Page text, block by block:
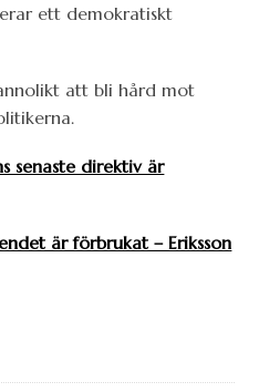
ett demokratiskt
att bli hård mot
senaste direktiv är
är förbrukat – Eriksson